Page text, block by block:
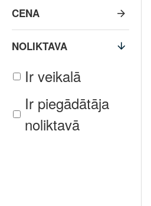
CENA
NOLIKTAVA
Ir veikalā
Ir piegādātāja
noliktavā